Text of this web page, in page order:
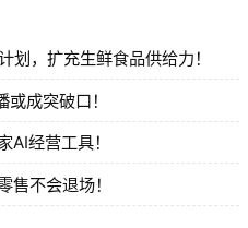
划，扩充生鲜食品供给力！
成突破口！
AI经营工具！
售不会退场！